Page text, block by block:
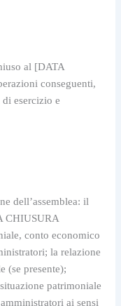
al [DATA
conseguenti,
esercizio e
dell’assemblea: il
CHIUSURA
conto economico
la relazione
(se presente);
patrimoniale
ai sensi